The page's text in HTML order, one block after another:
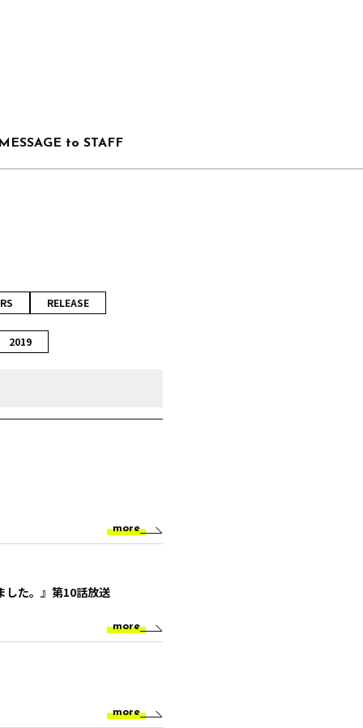
MESSAGE to STAFF
RELEASE
2019
more
した。』第10話放送
more
more